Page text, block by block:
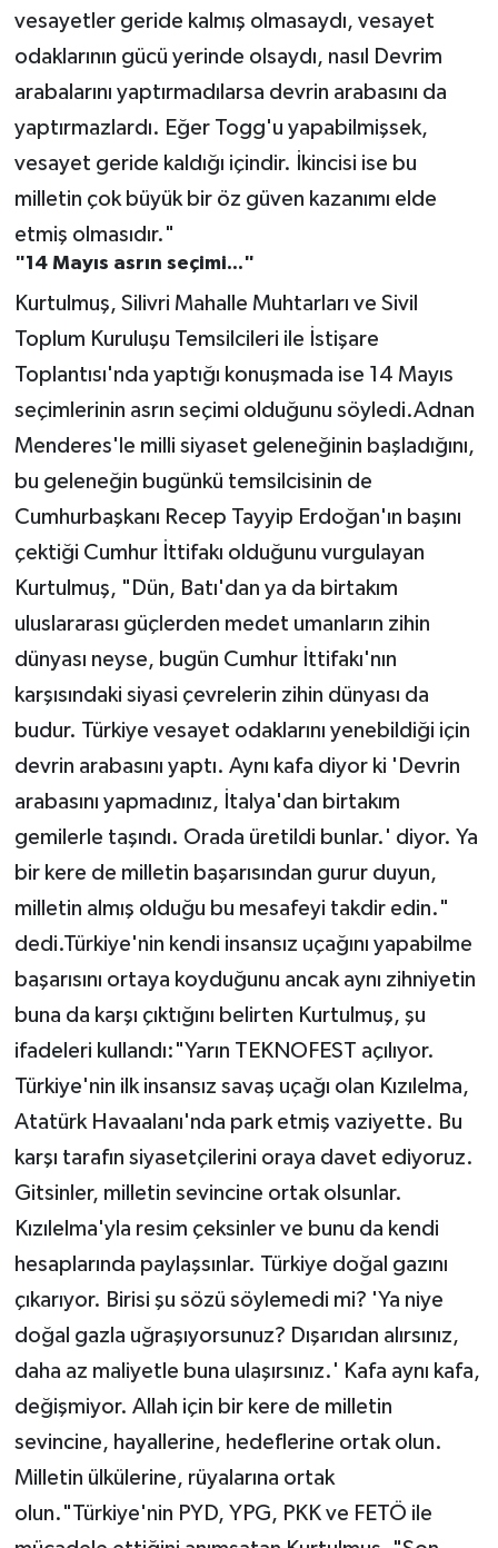
vesayetler geride kalmış olmasaydı, vesayet
odaklarının gücü yerinde olsaydı, nasıl Devrim
arabalarını yaptırmadılarsa devrin arabasını da
yaptırmazlardı. Eğer Togg'u yapabilmişsek,
vesayet geride kaldığı içindir. İkincisi ise bu
milletin çok büyük bir öz güven kazanımı elde
etmiş olmasıdır."
"14 Mayıs asrın seçimi..."
Kurtulmuş, Silivri Mahalle Muhtarları ve Sivil
Toplum Kuruluşu Temsilcileri ile İstişare
Toplantısı'nda yaptığı konuşmada ise 14 Mayıs
seçimlerinin asrın seçimi olduğunu söyledi.Adnan
Menderes'le milli siyaset geleneğinin başladığını,
bu geleneğin bugünkü temsilcisinin de
Cumhurbaşkanı Recep Tayyip Erdoğan'ın başını
çektiği Cumhur İttifakı olduğunu vurgulayan
Kurtulmuş, "Dün, Batı'dan ya da birtakım
uluslararası güçlerden medet umanların zihin
dünyası neyse, bugün Cumhur İttifakı'nın
karşısındaki siyasi çevrelerin zihin dünyası da
budur. Türkiye vesayet odaklarını yenebildiği için
devrin arabasını yaptı. Aynı kafa diyor ki 'Devrin
arabasını yapmadınız, İtalya'dan birtakım
gemilerle taşındı. Orada üretildi bunlar.' diyor. Ya
bir kere de milletin başarısından gurur duyun,
milletin almış olduğu bu mesafeyi takdir edin."
dedi.Türkiye'nin kendi insansız uçağını yapabilme
başarısını ortaya koyduğunu ancak aynı zihniyetin
buna da karşı çıktığını belirten Kurtulmuş, şu
ifadeleri kullandı:"Yarın TEKNOFEST açılıyor.
Türkiye'nin ilk insansız savaş uçağı olan Kızılelma,
Atatürk Havaalanı'nda park etmiş vaziyette. Bu
karşı tarafın siyasetçilerini oraya davet ediyoruz.
Gitsinler, milletin sevincine ortak olsunlar.
Kızılelma'yla resim çeksinler ve bunu da kendi
hesaplarında paylaşsınlar. Türkiye doğal gazını
çıkarıyor. Birisi şu sözü söylemedi mi? 'Ya niye
doğal gazla uğraşıyorsunuz? Dışarıdan alırsınız,
daha az maliyetle buna ulaşırsınız.' Kafa aynı kafa,
değişmiyor. Allah için bir kere de milletin
sevincine, hayallerine, hedeflerine ortak olun.
Milletin ülkülerine, rüyalarına ortak
olun."Türkiye'nin PYD, YPG, PKK ve FETÖ ile